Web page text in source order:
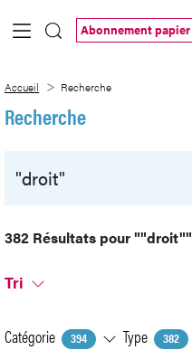
Saut au contenu principal
Abonnement papier
Accueil Recherche
Recherche
382 Résultats pour""droit""
Tri
Catégorie 394 Type 382